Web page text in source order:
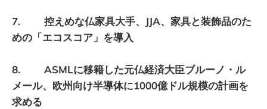
7. 控えめな仏家具大手、JJA、家具と装飾品のた
めの「エコスコア」を導入
8. ASMLに移籍した元仏経済大臣ブルーノ・ル
メール、欧州向け半導体に1000億ドル規模の計画を
求める